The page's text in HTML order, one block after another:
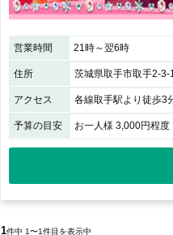
営業時間 21時～翌6時
住所 茨城県取手市取手2-3-
アクセス 各線取手駅より徒歩3
予算の目安 お一人様 3,000円程度
1件中 1〜1件目を表示中